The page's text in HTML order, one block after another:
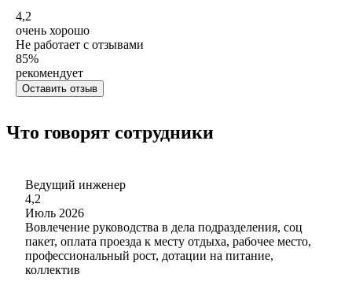
4,2
очень хорошо
Не работает с отзывами
85%
рекомендует
Оставить отзыв
Что говорят сотрудники
Ведущий инженер
4,2
Июль 2026
Вовлечение руководства в дела подразделения, соц
пакет, оплата проезда к месту отдыха, рабочее место,
профессиональный рост, дотации на питание,
коллектив